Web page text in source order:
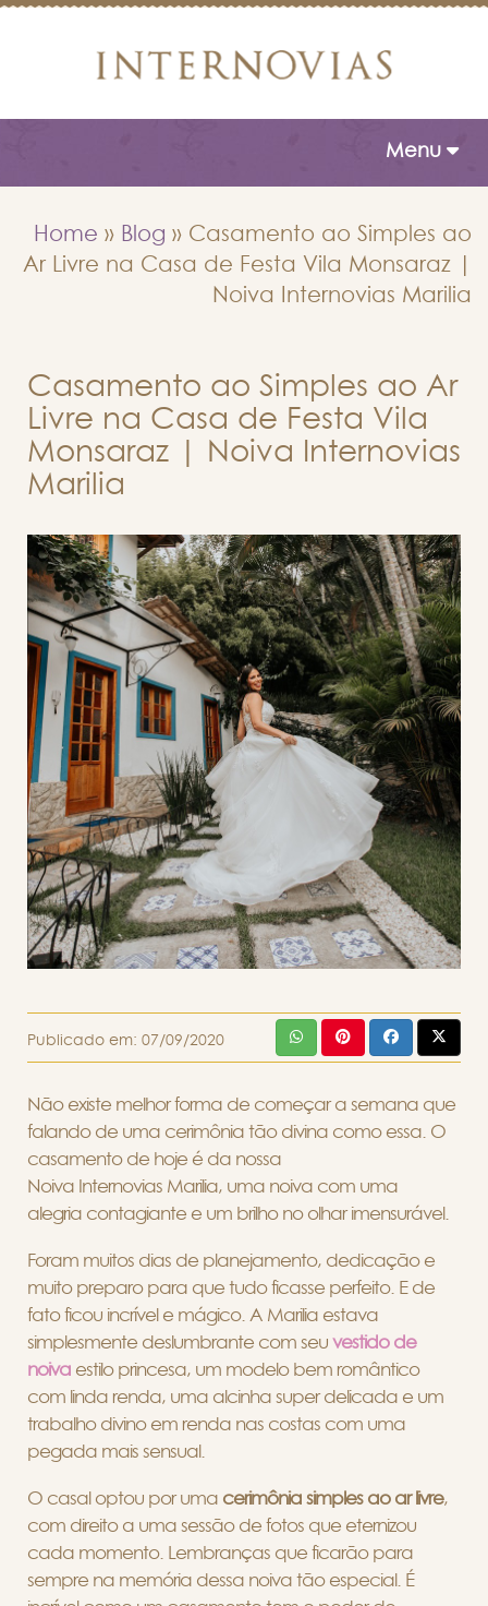
Toggle
Menu
Home » Blog » Casamento ao Simples ao
Ar Livre na Casa de Festa Vila Monsaraz |
Noiva Internovias Marilia
Casamento ao Simples ao Ar
Livre na Casa de Festa Vila
Monsaraz | Noiva Internovias
Marilia
Publicado em: 07/09/2020
Não existe melhor forma de começar a semana que
falando de uma cerimônia tão divina como essa. O
casamento de hoje é da nossa
Noiva Internovias Marilia, uma noiva com uma
alegria contagiante e um brilho no olhar imensurável.
Foram muitos dias de planejamento, dedicação e
muito preparo para que tudo ficasse perfeito. E de
fato ficou incrível e mágico. A Marilia estava
simplesmente deslumbrante com seu vestido de
noiva estilo princesa, um modelo bem romântico
com linda renda, uma alcinha super delicada e um
trabalho divino em renda nas costas com uma
pegada mais sensual.
O casal optou por uma cerimônia simples ao ar livre,
com direito a uma sessão de fotos que eternizou
cada momento. Lembranças que ficarão para
sempre na memória dessa noiva tão especial. É